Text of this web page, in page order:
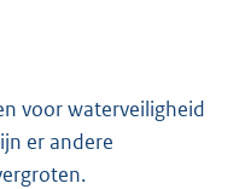
voor waterveiligheid
er andere